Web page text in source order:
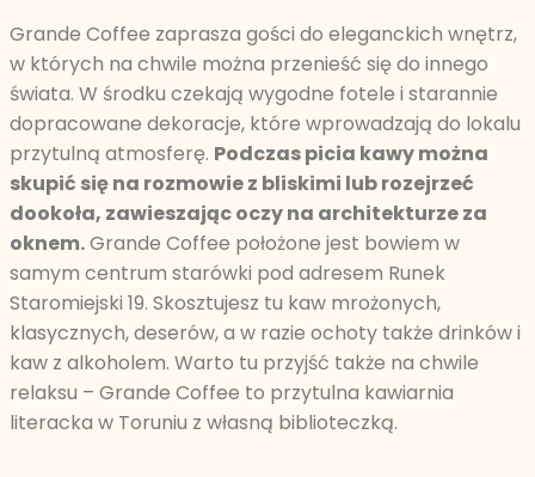
Grande Coffee zaprasza gości do eleganckich wnętrz,
w których na chwile można przenieść się do innego
świata. W środku czekają wygodne fotele i starannie
dopracowane dekoracje, które wprowadzają do lokalu
przytulną atmosferę. Podczas picia kawy można
skupić się na rozmowie z bliskimi lub rozejrzeć
dookoła, zawieszając oczy na architekturze za
oknem.Grande Coffee położone jest bowiem w
samym centrum starówki pod adresem Runek
Staromiejski 19. Skosztujesz tu kaw mrożonych,
klasycznych, deserów, a w razie ochoty także drinków i
kaw z alkoholem. Warto tu przyjść także na chwile
relaksu – Grande Coffee to przytulna kawiarnia
literacka w Toruniu z własną biblioteczką.